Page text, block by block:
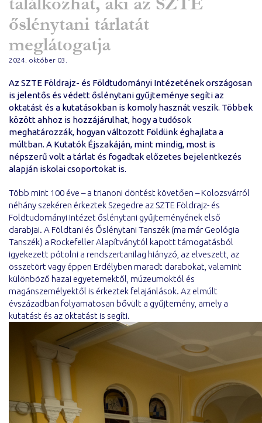
őslénytani tárlatát
meglátogatja
2024. október 03.
Az SZTE Földrajz- és Földtudományi Intézetének országosan
is jelentős és védett őslénytani gyűjteménye segíti az
oktatást és a kutatásokban is komoly hasznát veszik. Többek
között ahhoz is hozzájárulhat, hogy a tudósok
meghatározzák, hogyan változott Földünk éghajlata a
múltban. A Kutatók Éjszakáján, mint mindig, most is
népszerű volt a tárlat és fogadtak előzetes bejelentkezés
alapján iskolai csoportokat is.
Több mint 100 éve – a trianoni döntést követően – Kolozsvárról
néhány szekéren érkeztek Szegedre az SZTE Földrajz- és
Földtudományi Intézet őslénytani gyűjteményének első
darabjai. A Földtani és Őslénytani Tanszék (ma már Geológia
Tanszék) a Rockefeller Alapítványtól kapott támogatásból
igyekezett pótolni a rendszertanilag hiányzó, az elveszett, az
összetört vagy éppen Erdélyben maradt darabokat, valamint
különböző hazai egyetemektől, múzeumoktól és
magánszemélyektől is érkeztek felajánlások. Az elmúlt
évszázadban folyamatosan bővült a gyűjtemény, amely a
kutatást és az oktatást is segíti.